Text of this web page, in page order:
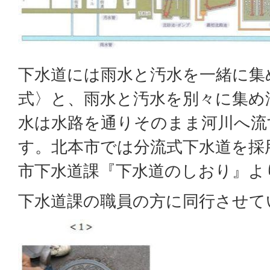
下水道には雨水と汚水を一緒に
式〉と、雨水と汚水を別々に集
水は水路を通りそのまま河川へ
す。北本市では分流式下水道を
市下水道課『下水道のしおり』よ
下水道課の職員の方に同行させ